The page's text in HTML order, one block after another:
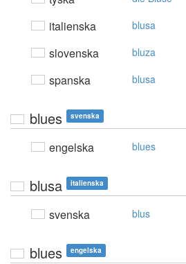
italienska blusa
slovenska bluza
spanska blusa
blues svenska
engelska blues
blusa italienska
svenska blus
blues engelska